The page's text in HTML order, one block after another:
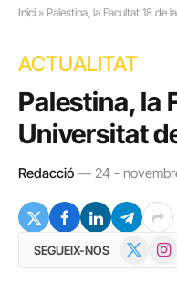
Inici » Palestina, la Facultat 18 de
ACTUALITAT
Palestina, la
Universitat
Redacció 24 -
SEGUEIX-NOS